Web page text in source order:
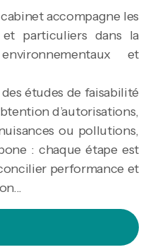
accompagne les
particuliers dans la
et
études de faisabilité
d’autorisations,
ou pollutions,
: chaque étape est
performance et